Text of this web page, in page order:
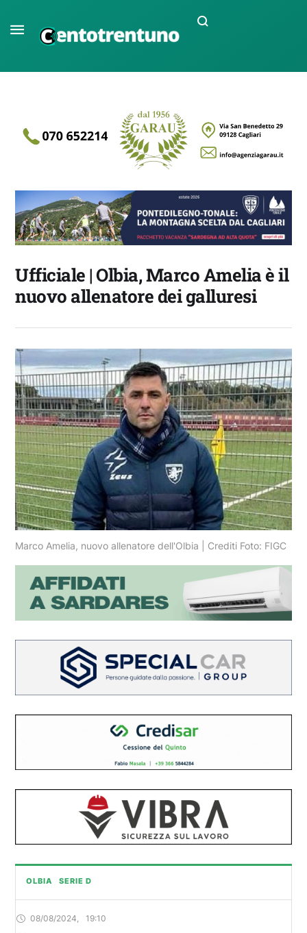
Ufficiale | Olbia, Marco Amelia è il
nuovo allenatore dei galluresi
Marco Amelia, nuovo allenatore dell'Olbia | Crediti Foto: FIGC
OLBIA SERIE D
08/08/2024 19:10